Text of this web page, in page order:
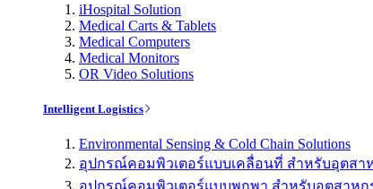
iHospital Solution
Medical Carts & Tablets
Medical Computers
Medical Monitors
OR Video Solutions
Intelligent Logistics
Environmental Sensing & Cold Chain Solutions
อุปกรณ์คอมพิวเตอร์แบบเคลื่อนที่ สำหรับอุตสาหก